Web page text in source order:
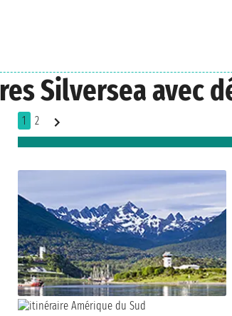
Silversea avec
1 2